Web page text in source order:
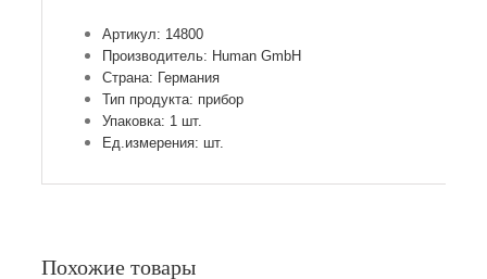
Артикул: 14800
Производитель: Human GmbH
Страна: Германия
Тип продукта: прибор
Упаковка: 1 шт.
Ед.измерения: шт.
Похожие товары